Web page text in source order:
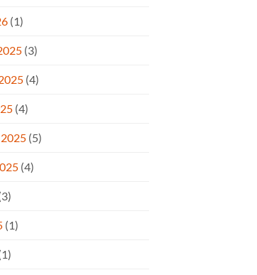
(1)
(3)
(4)
(4)
(5)
(4)
(1)